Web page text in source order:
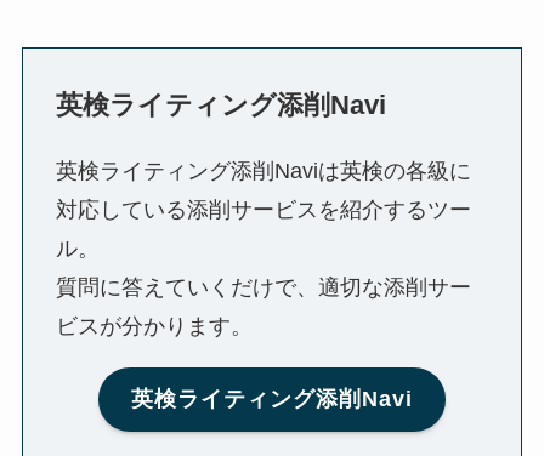
英検ライティング添削Navi
英検ライティング添削Naviは英検の各級に
対応している添削サービスを紹介するツー
ル。
質問に答えていくだけで、適切な添削サー
ビスが分かります。
英検ライティング添削Navi